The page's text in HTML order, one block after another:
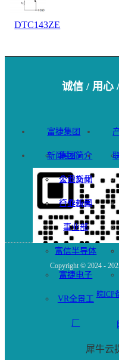
DTC143ZE
诚信 / 用心
富捷集团
集团简介
企业文化
合作伙伴
事业部
富信半导体
富捷电子
VR全景工
厂
新闻中心
公司新闻
行业新闻
Copyright © 2024 -
皖ICP
犀牛云